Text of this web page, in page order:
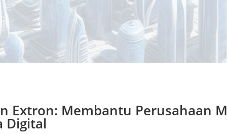
Extron: Membantu Perusahaan
Digital